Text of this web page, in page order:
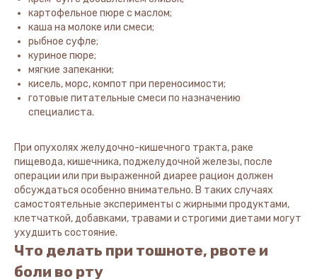
картофельное пюре с маслом;
каша на молоке или смеси;
рыбное суфле;
куриное пюре;
мягкие запеканки;
кисель, морс, компот при переносимости;
готовые питательные смеси по назначению
специалиста.
При опухолях желудочно-кишечного тракта, раке
пищевода, кишечника, поджелудочной железы, после
операции или при выраженной диарее рацион должен
обсуждаться особенно внимательно. В таких случаях
самостоятельные эксперименты с жирными продуктами,
клетчаткой, добавками, травами и строгими диетами могут
ухудшить состояние.
Что делать при тошноте, рвоте и
боли во рту